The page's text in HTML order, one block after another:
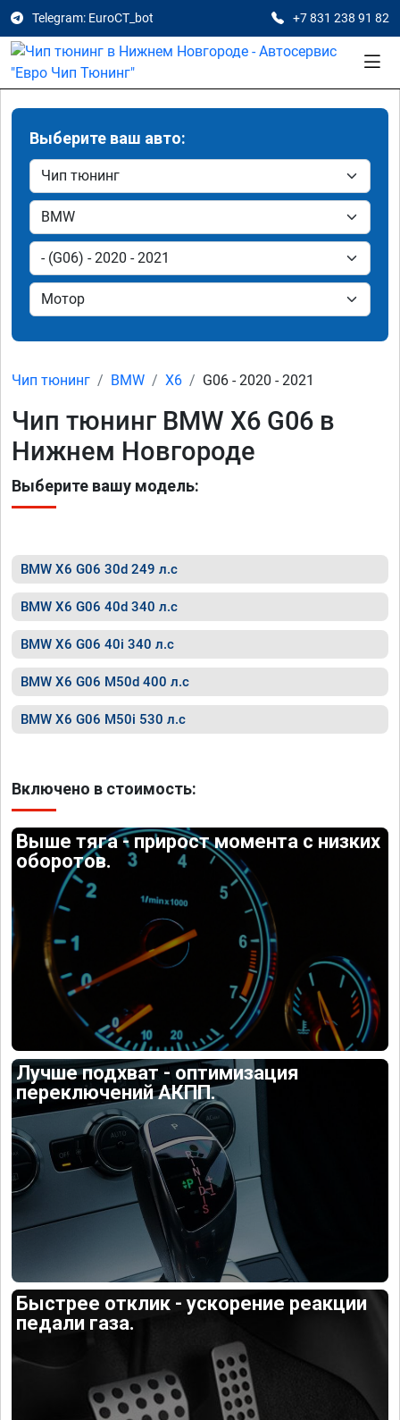
Telegram: EuroCT_bot +7 831 238 91 82
Выберите ваш авто:
Чип тюнинг BMW X6 G06 - 2020 - 2021
Чип тюнинг BMW X6 G06 в
Нижнем Новгороде
Выберите вашу модель:
BMW X6 G06 30d 249 л.с
BMW X6 G06 40d 340 л.с
BMW X6 G06 40i 340 л.с
BMW X6 G06 M50d 400 л.с
BMW X6 G06 M50i 530 л.с
Включено в стоимость:
Выше тяга - прирост момента с низких
оборотов.
Лучше подхват - оптимизация
переключений АКПП.
Быстрее отклик - ускорение реакции
педали газа.